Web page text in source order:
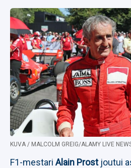
KUVA / MALCOLM GREIG/ALAMY LIVE
F1-mestari Alain Prostjoutui